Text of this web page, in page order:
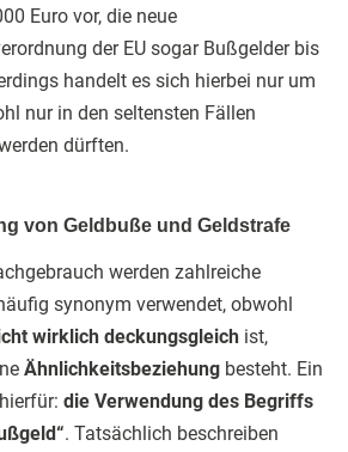
Euro vor, die neue
der EU sogar Bußgelder bis
handelt es sich hierbei nur um
nur in den seltensten Fällen
dürften.
von Geldbuße und Geldstrafe
werden zahlreiche
synonym verwendet, obwohl
wirklich deckungsgleich ist,
Ähnlichkeitsbeziehung besteht. Ein
die Verwendung des Begriffs
. Tatsächlich beschreiben